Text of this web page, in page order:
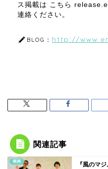
ス掲載は こちら
連絡ください。
BLOG： http://
関連記事
映画 『風のマ